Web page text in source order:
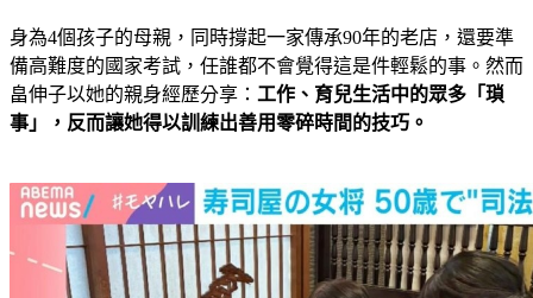
身為4個孩子的母親，同時撐起一家傳承90年的老店，還要準
備高難度的國家考試，任誰都不會覺得這是件輕鬆的事。然而
畠伸子以她的親身經歷分享： 工作、育兒生活中的眾多「瑣
事」，反而讓她得以訓練出善用零碎時間的技巧。